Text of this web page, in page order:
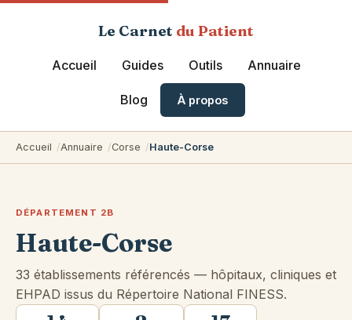
Le Carnet du Patient
Accueil Guides Outils Annuaire
Blog À propos
Accueil Annuaire Corse Haute-Corse
DÉPARTEMENT 2B
Haute-Corse
33 établissements référencés — hôpitaux, cliniques et
EHPAD issus du Répertoire National FINESS.